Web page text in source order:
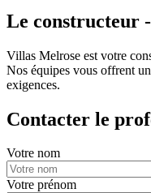
Le constructeur
Villas Melrose est votre
Nos équipes vous offrent
exigences.
Contacter le
Votre nom
Votre prénom